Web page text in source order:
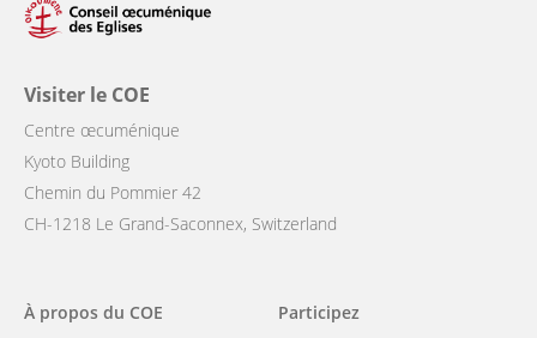
Visiter le COE
Centre œcuménique
Kyoto Building
Chemin du Pommier 42
CH-1218 Le Grand-Saconnex, Switzerland
Main
À propos du COE
Participez